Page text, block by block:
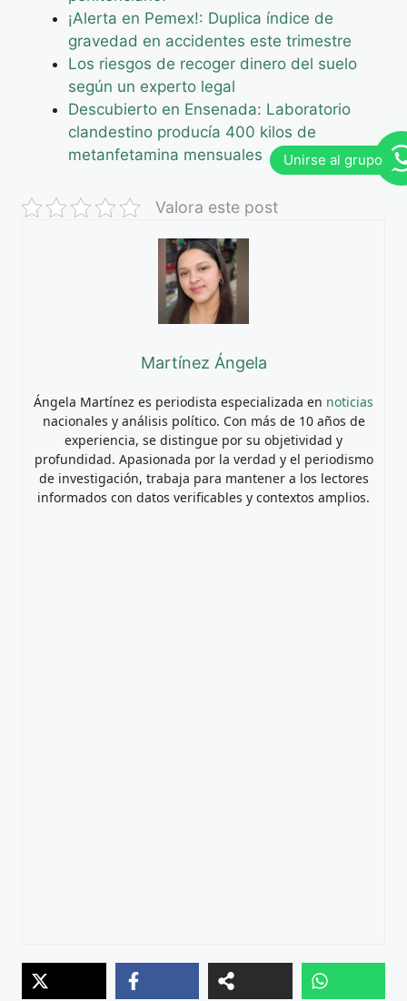
¡Alerta en Pemex!: Duplica índice de
gravedad en accidentes este trimestre
Los riesgos de recoger dinero del suelo
según un experto legal
Descubierto en Ensenada: Laboratorio
clandestino producía 400 kilos de
metanfetamina mensuales
Valora este post
Martínez Ángela
Ángela Martínez es periodista especializada en noticias
nacionales y análisis político. Con más de 10 años de
experiencia, se distingue por su objetividad y
profundidad. Apasionada por la verdad y el periodismo
de investigación, trabaja para mantener a los lectores
informados con datos verificables y contextos amplios.